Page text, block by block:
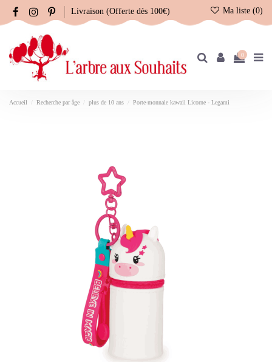
Livraison (Offerte dès 100€) Ma liste (0)
0
Accueil Recherche par âge plus de 10 ans Porte-monnaie kawaii Licorne - Legami